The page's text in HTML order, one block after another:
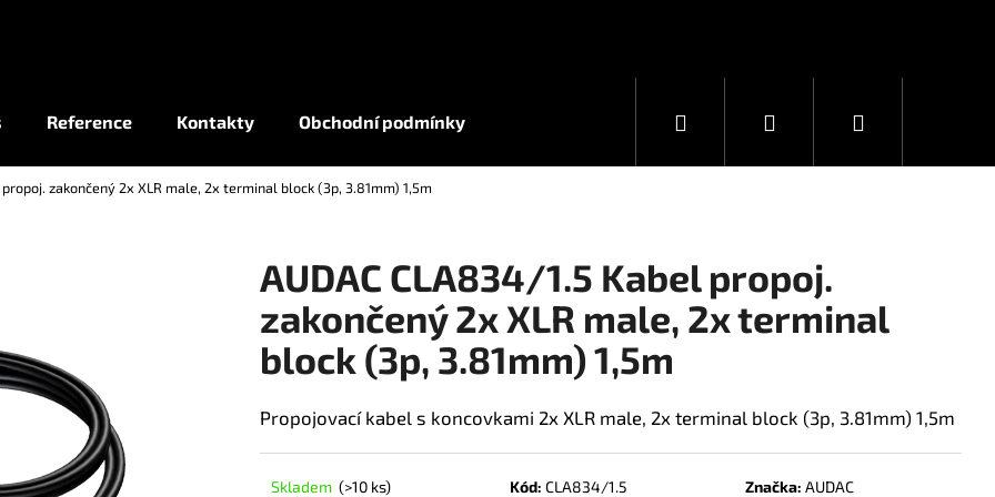
Reference Kontakty Obchodní podmínky Hledat PřihlášeníNákupní
propoj. zakončený 2x XLR male, 2x terminal block (3p, 3.81mm) 1,5m
AUDAC CLA834/1.5 Kabel propoj.
zakončený 2x XLR male, 2x terminal
block (3p, 3.81mm) 1,5m
Propojovací kabel s koncovkami 2x XLR male, 2x terminal block (3p, 3.81mm) 1,5m
Skladem (>10 ks) Kód: CLA834/1.5 Značka:AUDAC
Co potřebujete najít?